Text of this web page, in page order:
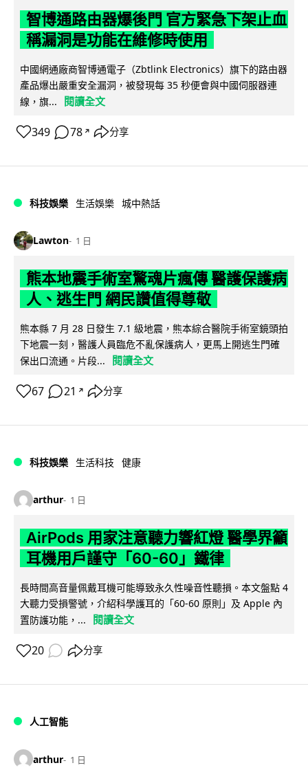
智博通路由器爆後門 官方緊急下架止血
稱漏洞是功能在維修時使用
中國網通廠商智博通電子（Zbtlink Electronics）旗下的路由器
產品爆出嚴重安全漏洞，被發現每 35 秒便會與中國伺服器連
線，旗...
閱讀全文
349 78 ↗ 分享
科技娛樂 生活娛樂 城中熱話
Lawton 1 日
熊本地震手術室驚魂片瘋傳 醫護保護病
人、逃生門 網民讚值得尊敬
熊本縣 7 月 28 日發生 7.1 級地震，熊本綜合醫院手術室鏡頭拍
下地震一刻，醫護人員臨危不亂保護病人，更馬上開逃生門確
保出口流通。片段...
閱讀全文
67 21 ↗ 分享
科技娛樂 生活科技 健康
arthur 1 日
AirPods 用家注意聽力響紅燈 醫學界籲
耳機用戶謹守「60-60」鐵律
長時間高音量佩戴耳機可能導致永久性噪音性聽損。本文盤點 4
大聽力受損警號，介紹科學護耳的「60-60 原則」及 Apple 內
置防護功能，...
閱讀全文
20 分享
人工智能
arthur 1 日